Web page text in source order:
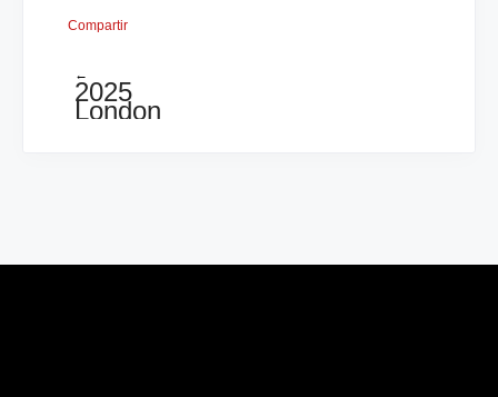
Compartir
←
2025
London
Chess